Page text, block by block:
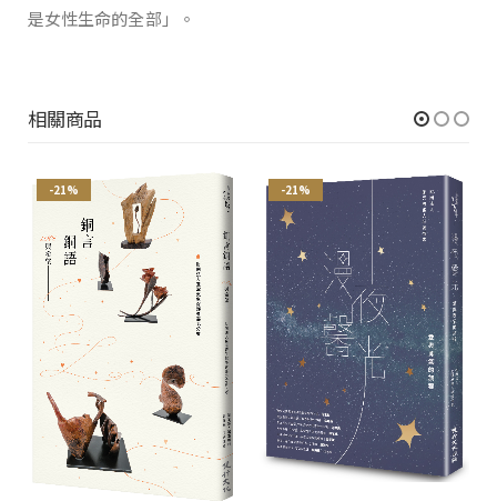
是女性生命的全部」。
相關商品
-21% -21%